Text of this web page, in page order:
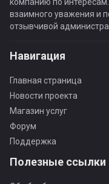
взаимного уважения и
отзывчивой
Навигация
Главная страница
Новости проекта
Магазин услуг
Форум
Поддержка
Полезные ссылки